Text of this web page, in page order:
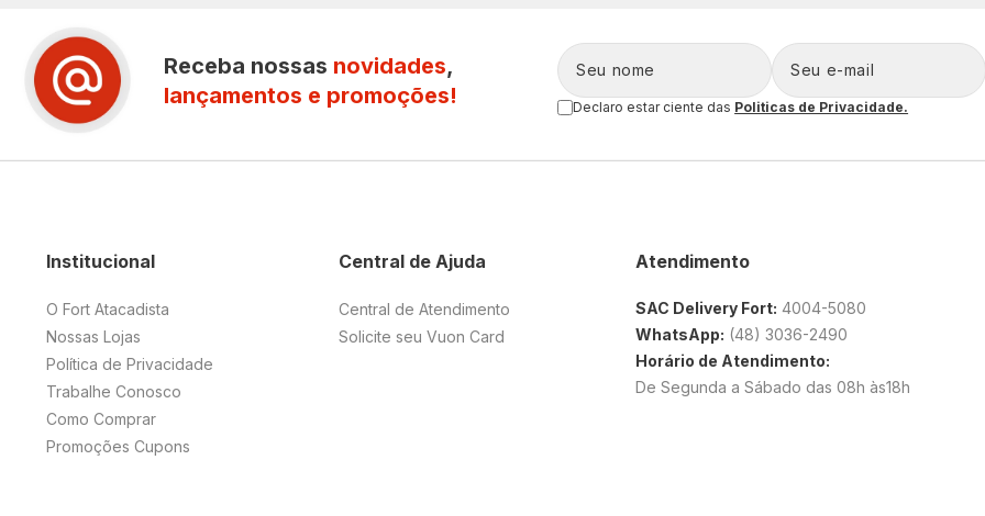
Receba nossas novidades,
lançamentos e promoções!
Declaro estar ciente das Politicas de Privacidade.
Central de Ajuda
Central de Atendimento
Solicite seu Vuon Card
Institucional
O Fort Atacadista
Nossas Lojas
Política de Privacidade
Trabalhe Conosco
Como Comprar
Promoções Cupons
Atendimento
SAC Delivery Fort: 4004-5080
WhatsApp: (48) 3036-2490
Horário de Atendimento:
De Segunda a Sábado das 08h às18h